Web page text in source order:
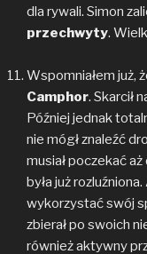
dla rywali. Simon
przechwyty.
Wspomniałem już,
Camphor. Skarcił
Później jednak
nie mógł znaleźć
musiał poczekać
była już
wykorzystać swój
zbierał po swoich
również aktywny